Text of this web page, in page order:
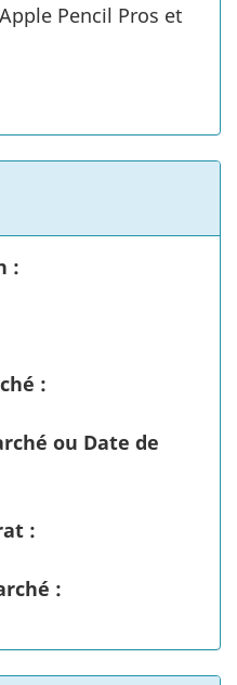
Pencil Pros et
:
:
ou Date de
:
: